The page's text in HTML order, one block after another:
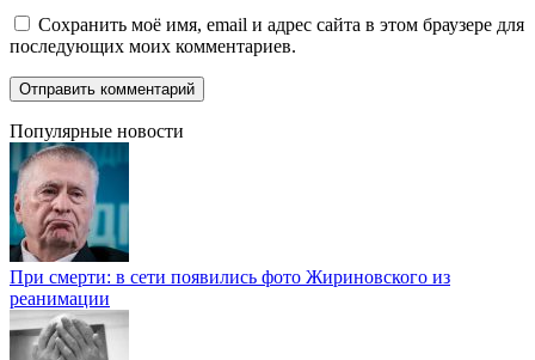
Сохранить моё имя, email и адрес сайта в этом браузере для
последующих моих комментариев.
Популярные новости
При смерти: в сети появились фото Жириновского из
реанимации